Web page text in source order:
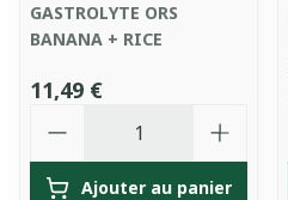
GASTROLYTE ORS
BANANA + RICE
11,49 €
Ajouter au panier